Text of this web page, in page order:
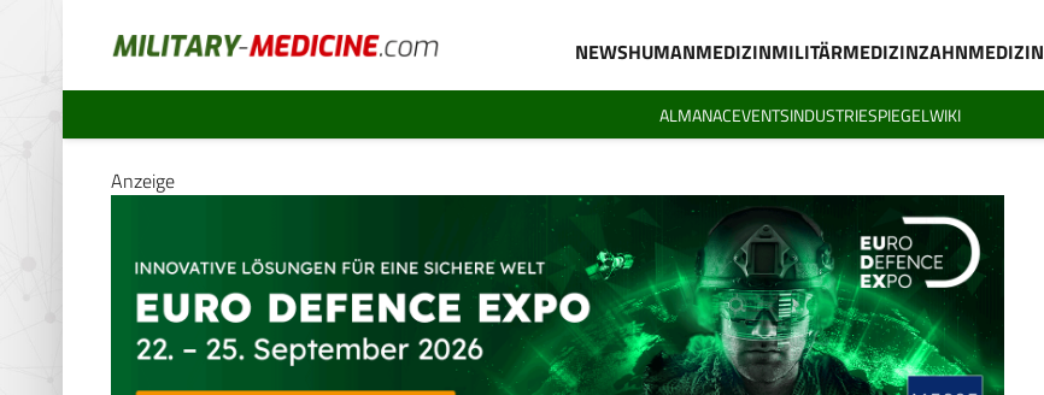
NEWSHUMANMEDIZINMILITÄRMEDIZINZAHNMEDIZIN
ALMANACEVENTSINDUSTRIESPIEGELWIKI
Anzeige